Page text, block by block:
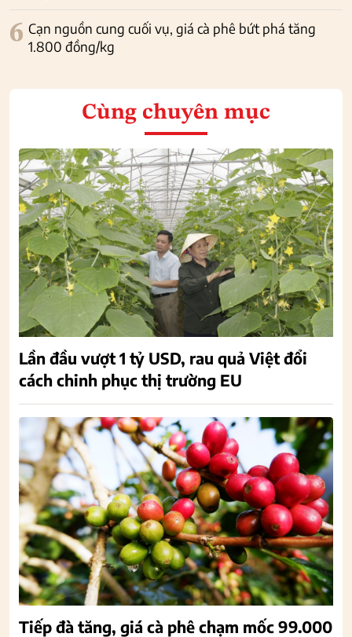
6 Cạn nguồn cung cuối vụ, giá cà phê bứt phá tăng
1.800 đồng/kg
Cùng chuyên mục
Lần đầu vượt 1 tỷ USD, rau quả Việt đổi
cách chinh phục thị trường EU
Tiếp đà tăng, giá cà phê chạm mốc 99.000